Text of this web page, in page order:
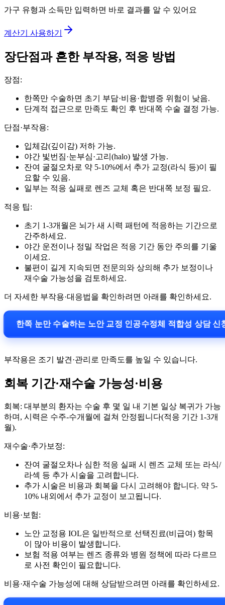
가구 유형과 소득만 입력하면 바로 결과를 알 수 있어요
계산기 사용하기
장단점과 흔한 부작용, 적응 방법
장점:
한쪽만 수술하면 초기 부담·비용·합병증 위험이 낮음.
단계적 접근으로 만족도 확인 후 반대쪽 수술 결정 가능.
단점·부작용:
입체감(깊이감) 저하 가능.
야간 빛번짐·눈부심·고리(halo) 발생 가능.
잔여 굴절오차로 약 5-10%에서 추가 교정(라식 등)이 필
요할 수 있음.
일부는 적응 실패로 렌즈 교체 혹은 반대쪽 보정 필요.
적응 팁:
초기 1-3개월은 뇌가 새 시력 패턴에 적응하는 기간으로
간주하세요.
야간 운전이나 정밀 작업은 적응 기간 동안 주의를 기울
이세요.
불편이 길게 지속되면 전문의와 상의해 추가 보정이나
재수술 가능성을 검토하세요.
더 자세한 부작용·대응법을 확인하려면 아래를 확인하세요.
한쪽 눈만 수술하는 노안 교정 인공수정체 적합성 상담
부작용은 조기 발견·관리로 만족도를 높일 수 있습니다.
회복 기간·재수술 가능성·비용
회복: 대부분의 환자는 수술 후 몇 일 내 기본 일상 복귀가 가능
하며, 시력은 수주-수개월에 걸쳐 안정됩니다(적응 기간 1-3개
월).
재수술·추가보정:
잔여 굴절오차나 심한 적응 실패 시 렌즈 교체 또는 라식/
라섹 등 추가 시술을 고려합니다.
추가 시술은 비용과 회복을 다시 고려해야 합니다. 약 5-
10% 내외에서 추가 교정이 보고됩니다.
비용·보험:
노안 교정용 IOL은 일반적으로 선택진료(비급여) 항목
이 많아 비용이 발생합니다.
보험 적용 여부는 렌즈 종류와 병원 정책에 따라 다르므
로 사전 확인이 필요합니다.
비용·재수술 가능성에 대해 상담받으려면 아래를 확인하세요.